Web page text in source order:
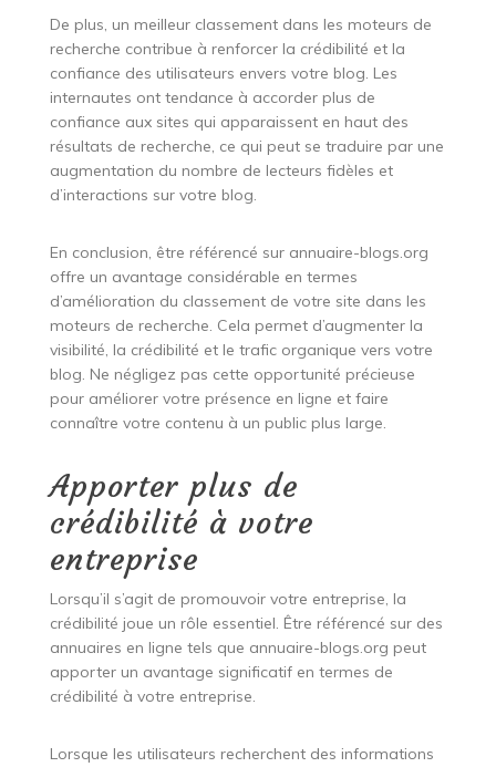
De plus, un meilleur classement dans les moteurs de
recherche contribue à renforcer la crédibilité et la
confiance des utilisateurs envers votre blog. Les
internautes ont tendance à accorder plus de
confiance aux sites qui apparaissent en haut des
résultats de recherche, ce qui peut se traduire par une
augmentation du nombre de lecteurs fidèles et
d’interactions sur votre blog.
En conclusion, être référencé sur annuaire-blogs.org
offre un avantage considérable en termes
d’amélioration du classement de votre site dans les
moteurs de recherche. Cela permet d’augmenter la
visibilité, la crédibilité et le trafic organique vers votre
blog. Ne négligez pas cette opportunité précieuse
pour améliorer votre présence en ligne et faire
connaître votre contenu à un public plus large.
Apporter plus de
crédibilité à votre
entreprise
Lorsqu’il s’agit de promouvoir votre entreprise, la
crédibilité joue un rôle essentiel. Être référencé sur des
annuaires en ligne tels que annuaire-blogs.org peut
apporter un avantage significatif en termes de
crédibilité à votre entreprise.
Lorsque les utilisateurs recherchent des informations